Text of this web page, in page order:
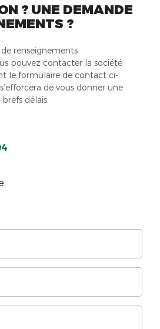
? UNE DEMANDE
?
renseignements
pouvez contacter la société
le formulaire de contact ci-
de vous donner une
délais.